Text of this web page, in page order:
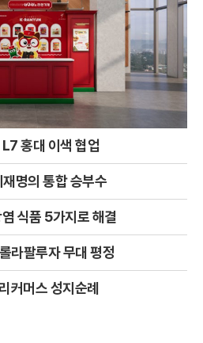
홍대 이색 협업
명의 통합 승부수
식품 5가지로 해결
라팔루자 무대 평정
커머스 성지순례